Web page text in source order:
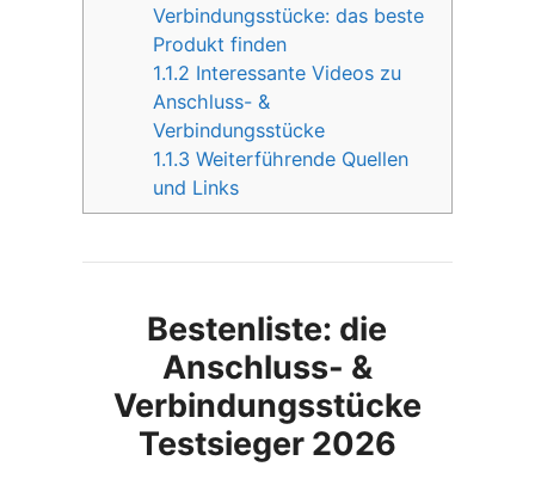
Verbindungsstücke: das beste
Produkt finden
1.1.2 Interessante Videos zu
Anschluss- &
Verbindungsstücke
1.1.3 Weiterführende Quellen
und Links
Bestenliste: die
Anschluss- &
Verbindungsstücke
Testsieger 2026